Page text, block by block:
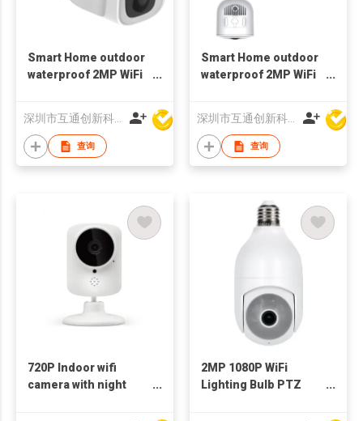
Smart Home outdoor
waterproof 2MP WiFi
深圳市互通创新科技有限公司
查询
Smart Home outdoor
waterproof 2MP WiFi
深圳市互通创新科技有限公司
查询
720P Indoor wifi
camera with night
2MP 1080P WiFi
Lighting Bulb PTZ